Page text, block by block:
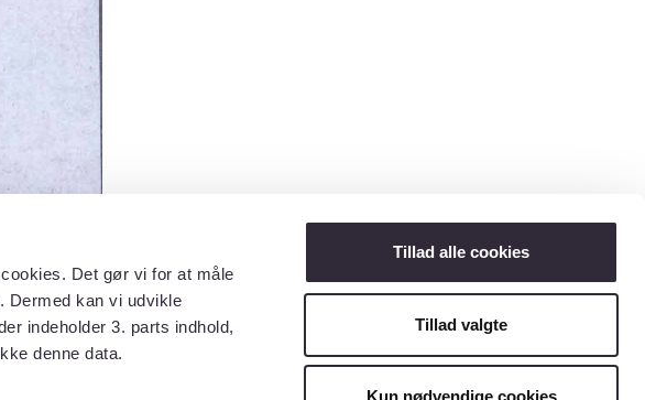
Det gør vi for at måle
Dermed kan vi udvikle
indeholder 3. parts indhold,
denne data.
Tillad alle cookies
Tillad valgte
Kun nødvendige cookies